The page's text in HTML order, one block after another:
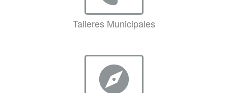
Talleres Municipales
explore